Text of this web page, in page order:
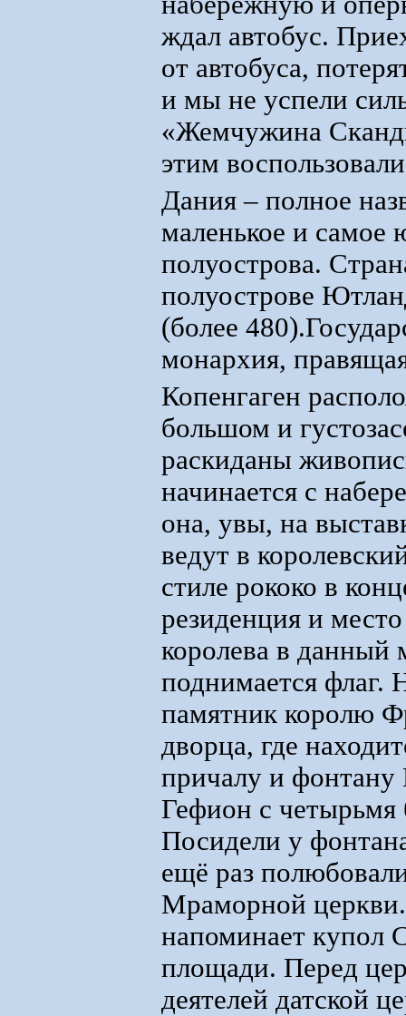
ждал автобус.
от автобуса,
и мы не успели
«Жемчужина
этим
Дания – полное
маленькое и самое
полуострова.
полуострове
(более
монархия,
Копенгаген
большом и
раскиданы
начинается с
она, увы, на
ведут в
стиле рококо в
резиденция и
королева в данный
поднимается флаг.
памятник королю
дворца, где
причалу и фонтану
Гефион с
Посидели у
ещё раз
Мраморной
напоминает купол
площади. Перед
деятелей датской